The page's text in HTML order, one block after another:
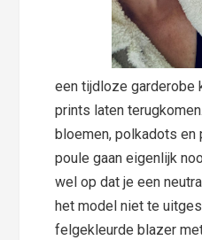
een tijdloze garderobe
prints laten
bloemen, polkadots en
poule gaan eigenlijk
wel op dat je een
het model niet te
felgekleurde blazer